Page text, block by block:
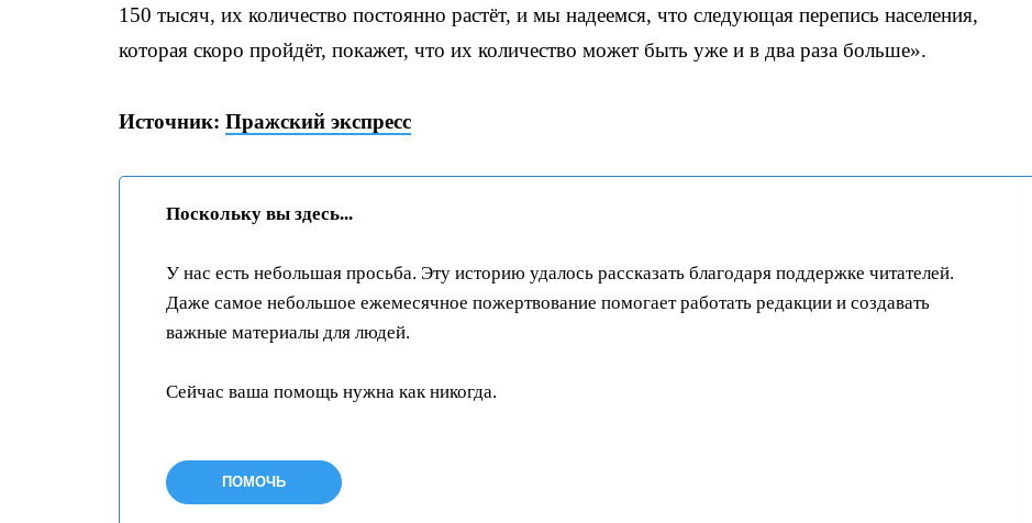
150 тысяч, их количество постоянно растёт, и мы надеемся, что следующая перепись населения,
которая скоро пройдёт, покажет, что их количество может быть уже и в два раза больше».
Источник: Пражский экспресс
Поскольку вы здесь...
У нас есть небольшая просьба. Эту историю удалось рассказать благодаря поддержке читателей.
Даже самое небольшое ежемесячное пожертвование помогает работать редакции и создавать
важные материалы для людей.
Сейчас ваша помощь нужна как никогда.
ПОМОЧЬ